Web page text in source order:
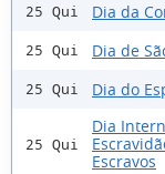
25 Qui Dia da
25 Qui Dia de
25 Qui Dia do
25 Qui
Dia
Escravos